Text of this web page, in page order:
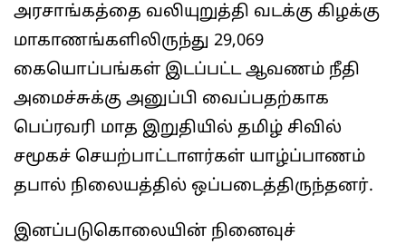
அரசாங்கத்தை வலியுறுத்தி வடக்கு கிழக்கு
மாகாணங்களிலிருந்து 29,069
கையொப்பங்கள் இடப்பட்ட ஆவணம் நீதி
அமைச்சுக்கு அனுப்பி வைப்பதற்காக
பெப்ரவரி மாத இறுதியில் தமிழ் சிவில்
சமூகச் செயற்பாட்டாளர்கள் யாழ்ப்பாணம்
தபால் நிலையத்தில் ஒப்படைத்திருந்தனர்.
இனப்படுகொலையின் நினைவுச்